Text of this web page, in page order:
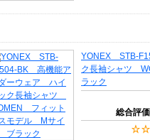
YONEX STB-
ク長袖シャツ
ラック
総合評価